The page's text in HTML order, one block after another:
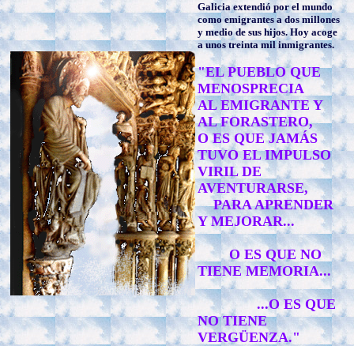
Galicia extendió por el mundo
como emigrantes a dos millones
y medio de sus hijos. Hoy acoge
a unos treinta mil inmigrantes.
"EL PUEBLO QUE
MENOSPRECIA
AL EMIGRANTE Y
AL FORASTERO,
O ES QUE JAMÁS
TUVO EL IMPULSO
VIRIL DE
AVENTURARSE,
PARA APRENDER
Y MEJORAR...
O ES QUE NO
TIENE MEMORIA...
...O ES QUE
NO TIENE
VERGÜENZA."